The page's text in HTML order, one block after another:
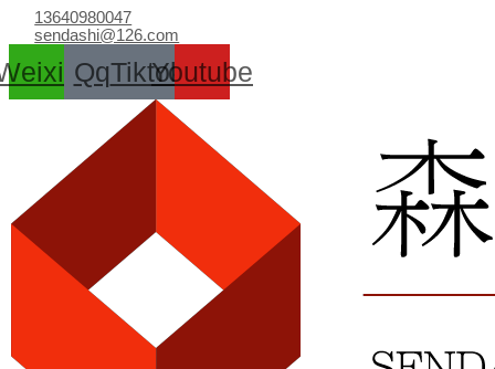
容
13640980047
sendashi@126.com
QqTiktokYoutube